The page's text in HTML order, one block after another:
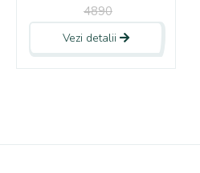
4890
Vezi detalii